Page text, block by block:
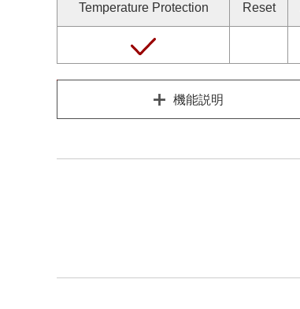
Temperature Protection Reset
機能説明